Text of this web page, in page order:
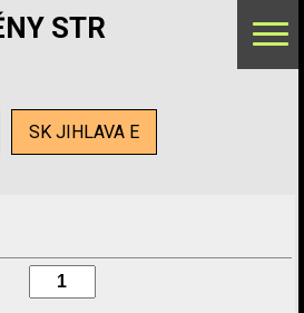
STR
SK JIHLAVA E